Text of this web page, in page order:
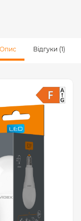
Опис Відгуки (1)